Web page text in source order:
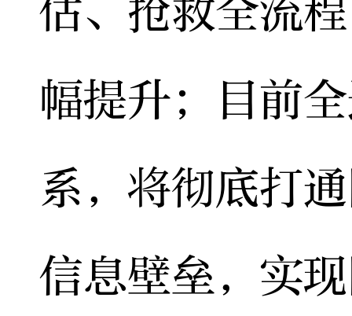
估、抢救全流
幅提升；目前
系，将彻底打
信息壁垒，实